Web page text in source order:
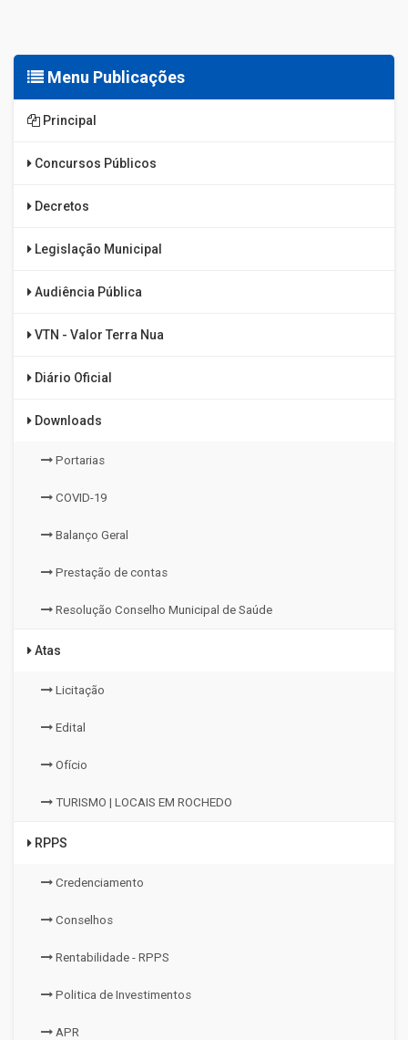
Menu Publicações
Principal
Concursos Públicos
Decretos
Legislação Municipal
Audiência Pública
VTN - Valor Terra Nua
Diário Oficial
Downloads
Portarias
COVID-19
Balanço Geral
Prestação de contas
Resolução Conselho Municipal de Saúde
Atas
Licitação
Edital
Ofício
TURISMO | LOCAIS EM ROCHEDO
RPPS
Credenciamento
Conselhos
Rentabilidade - RPPS
Politica de Investimentos
APR